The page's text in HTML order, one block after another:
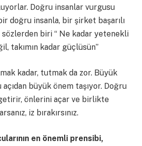
Doğru insanlar vurgusu
doğru insanla, bir şirket başarılı
sözlerden biri “ Ne kadar yetenekli
takımın kadar güçlüsün”
kadar, tutmak da zor. Büyük
büyük önem taşıyor. Doğru
önlerini açar ve birlikte
iz bırakırsınız.
en önemli prensibi,